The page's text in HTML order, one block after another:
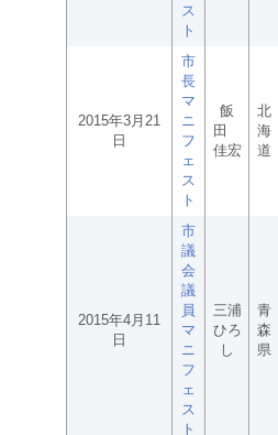
ス
ト
2015年3月21
日
市
長
マ
ニ
フ
ェ
ス
ト
飯
田
佳宏
北
海
道
2015年4月11
日
市
議
会
議
員
マ
ニ
フ
ェ
ス
ト
三浦
ひろ
し
青
森
県